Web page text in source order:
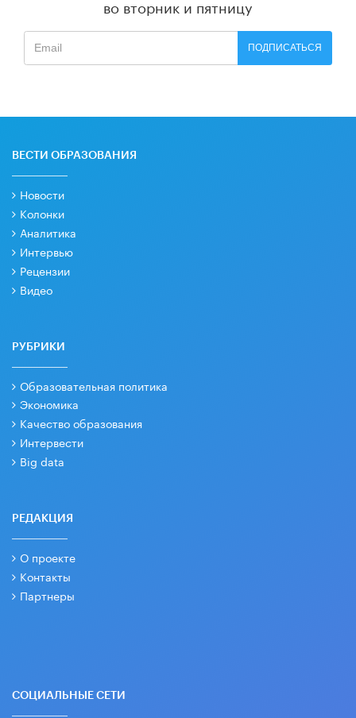
во вторник и пятницу
ПОДПИСАТЬСЯ
ВЕСТИ ОБРАЗОВАНИЯ
Новости
Колонки
Аналитика
Интервью
Рецензии
Видео
РУБРИКИ
Образовательная политика
Экономика
Качество образования
Интервести
Big data
РЕДАКЦИЯ
О проекте
Контакты
Партнеры
СОЦИАЛЬНЫЕ СЕТИ